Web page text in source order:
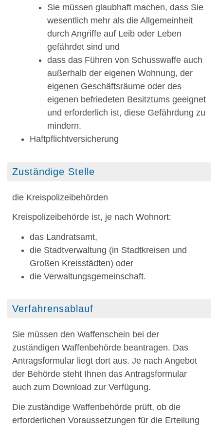
Sie müssen glaubhaft machen, dass Sie
wesentlich mehr als die Allgemeinheit
durch Angriffe auf Leib oder Leben
gefährdet sind und
dass das Führen von Schusswaffe auch
außerhalb der eigenen Wohnung, der
eigenen Geschäftsräume oder des
eigenen befriedeten Besitztums geeignet
und erforderlich ist, diese Gefährdung zu
mindern.
Haftpflichtversicherung
Zuständige Stelle
die Kreispolizeibehörden
Kreispolizeibehörde ist, je nach Wohnort:
das Landratsamt,
die Stadtverwaltung (in Stadtkreisen und
Großen Kreisstädten) oder
die Verwaltungsgemeinschaft.
Verfahrensablauf
Sie müssen den Waffenschein bei der
zuständigen Waffenbehörde beantragen. Das
Antragsformular liegt dort aus. Je nach Angebot
der Behörde steht Ihnen das Antragsformular
auch zum Download zur Verfügung.
Die zuständige Waffenbehörde prüft, ob die
erforderlichen Voraussetzungen für die Erteilung